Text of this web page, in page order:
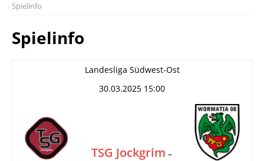
Spielinfo
Spielinfo
Landesliga Südwest-Ost
30.03.2025 15:00
TSG Jockgrim –